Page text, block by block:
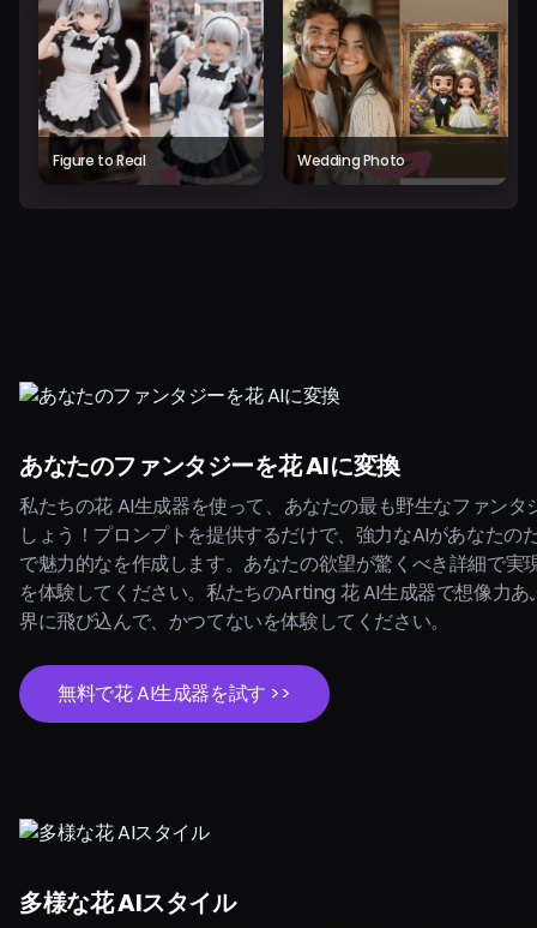
Figure to Real Wedding Photo
あなたのファンタジーを花 AIに変換
私たちの花 AI生成器を使って、あなたの最も野生なファンタ
しょう！プロンプトを提供するだけで、強力なAIがあなたの
で魅力的なを作成します。あなたの欲望が驚くべき詳細で実
を体験してください。私たちのArting 花 AI生成器で想像力あ
界に飛び込んで、かつてないを体験してください。
無料で花 AI生成器を試す >>
多様な花 AIスタイル